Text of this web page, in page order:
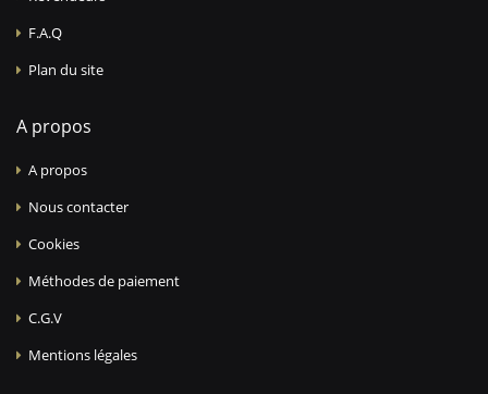
F.A.Q
Plan du site
A propos
A propos
Nous contacter
Cookies
Méthodes de paiement
C.G.V
Mentions légales